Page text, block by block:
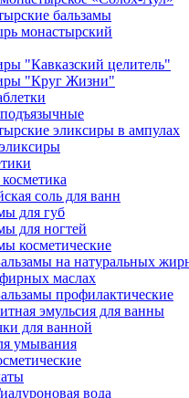
бальзамы
монастырский
"Кавказский целитель"
"Круг Жизни"
эликсиры в ампулах
соль для ванн
для губ
для ногтей
косметические
на натуральных
маслах
профилактические
эмульсия для ванны
для ванной
умывания
вода